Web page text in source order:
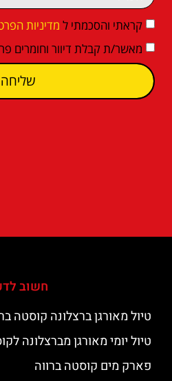
קראתי והסכמתי ל מדיניות
מאשר/ת קבלת דיוור וחומרים
שליחה
חשוב
טיול מאורגן ברצלונה קוסטה
טיול יומי מאורגן מברצלונה
פארק מים קוסטה ברווה